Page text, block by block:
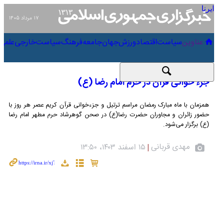
۱۷ مرداد ۱۴۰۵
عناوین‌ سیاست اقتصاد ورزش جهان جامعه فرهنگ
جزء خوانی قرآن در حرم امام رضا (ع)
همزمان با ماه مبارک رمضان مراسم ترتیل و جزءخوانی قرآن کریم عصر هر روز با
حضور زائران و مجاوران حضرت رضا(ع) در صحن گوهرشاد حرم مطهر امام رضا (ع)
برگزار می‌شود.
مهدی قربانی